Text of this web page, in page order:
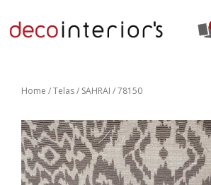
Home /Telas/ SAHRAI / 78150